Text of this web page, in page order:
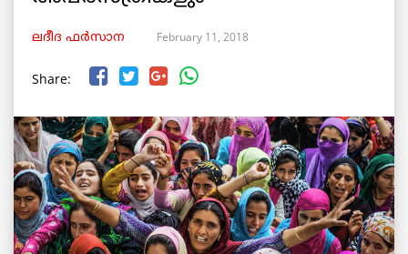
ലദീദ ഫർസാന February 11, 2018
Share: